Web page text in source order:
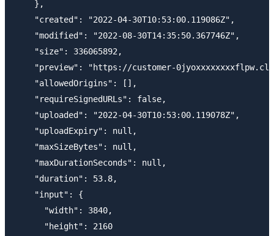
    },
    "created": "2022-04-30T10:53:00.119086Z",
    "modified": "2022-08-30T14:35:50.367746Z",
    "size": 336065892,
"preview": "https://customer-
    "allowedOrigins": [],
    "requireSignedURLs": false,
    "uploaded": "2022-04-30T10:53:00.119078Z",
    "uploadExpiry": null,
    "maxSizeBytes": null,
    "maxDurationSeconds": null,
    "duration": 53.8,
    "input": {
      "width": 3840,
      "height": 2160